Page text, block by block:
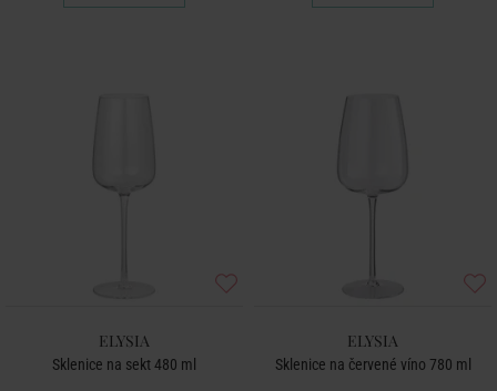
ELYSIA
Sklenice na sekt 480 ml
ELYSIA
Sklenice na červené víno 780 ml